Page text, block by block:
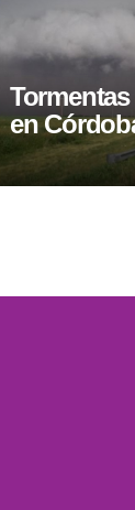
en
amarilla y